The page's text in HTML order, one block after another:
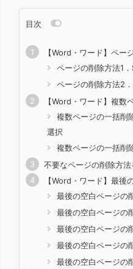
目次
【Word・ワード】ペー
ページの削除方法1
ページの削除方法2
【Word・ワード】複数
複数ページの一括削
選択
複数ページの一括削
不要なページの削除方
【Word・ワード】最後
最後の空白ページの
最後の空白ページの
最後の空白ページの
最後の空白ページの
最後の空白ページの